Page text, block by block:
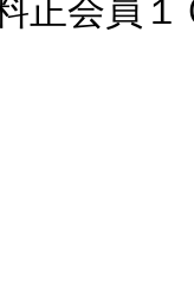
正会員